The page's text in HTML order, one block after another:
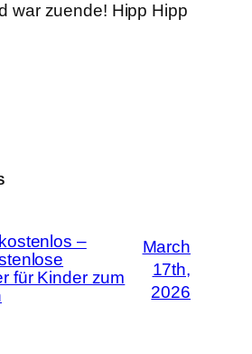
war zuende! Hipp Hipp
–
für Kinder zum
March
17th,
2026